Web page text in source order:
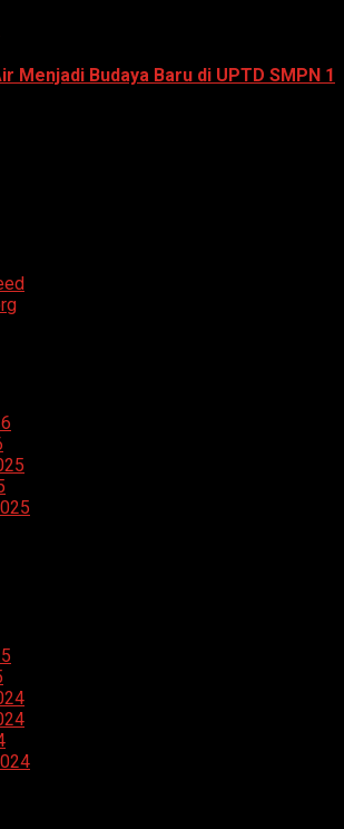
Menjadi Budaya Baru di UPTD SMPN 1